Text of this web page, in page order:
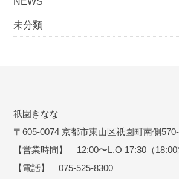
未分類
祇園きなな
〒605-0074 京都市東山区祇園町南側
【営業時間】 12:00〜L.O 17:30（18:00
【電話】 075-525-8300